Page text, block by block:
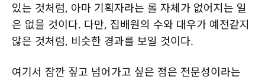
있는 것처럼, 아마 기획자라는 롤 자체가 없어지는 일
은 없을 것이다. 다만, 집배원의 수와 대우가 예전같지
않은 것처럼, 비슷한 경과를 보일 것이다.
여기서 잠깐 짚고 넘어가고 싶은 점은 전문성이라는